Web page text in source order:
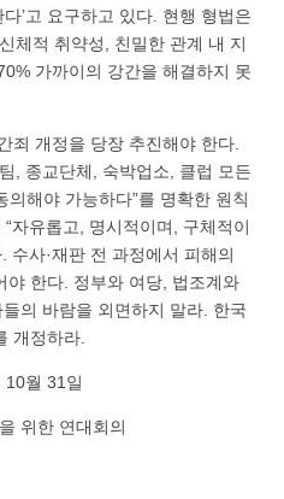
’고 요구하고 있다. 현행 형법은
체적 취약성, 친밀한 관계 내 지
가까이의 강간을 해결하지 못
죄 개정을 당장 추진해야 한다.
, 종교단체, 숙박업소, 클럽 모든
의해야 가능하다”를 명확한 원칙
자유롭고, 명시적이며, 구체적이
수사·재판 전 과정에서 피해의
야 한다. 정부와 여당, 법조계와
의 바람을 외면하지 말라. 한국
개정하라.
10월 31일
위한 연대회의